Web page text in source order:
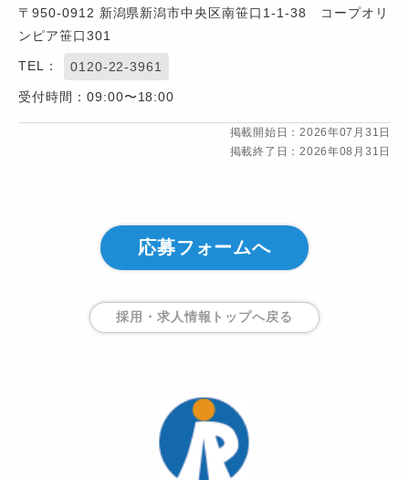
〒950-0912 新潟県新潟市中央区南笹口1-1-38 コープオリ
ンピア笹口301
TEL： 0120-22-3961
受付時間：09:00〜18:00
掲載開始日：2026年07月31日
掲載終了日：2026年08月31日
応募フォームへ
採用・求人情報トップへ戻る